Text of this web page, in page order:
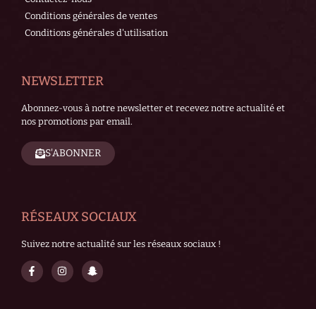
Conditions générales de ventes
Conditions générales d'utilisation
NEWSLETTER
Abonnez-vous à notre newsletter et recevez notre actualité et
nos promotions par email.
S'ABONNER
RÉSEAUX SOCIAUX
Suivez notre actualité sur les réseaux sociaux !